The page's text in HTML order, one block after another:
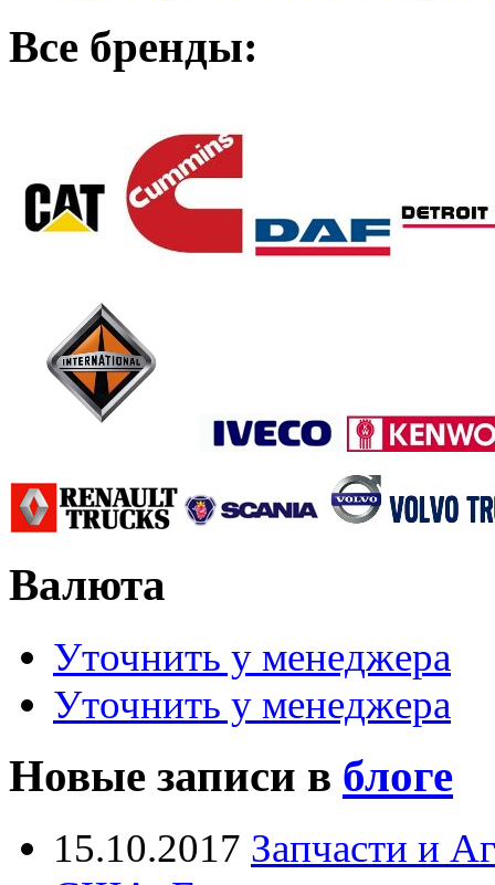
Все бренды:
Валюта
Уточнить у менеджера
Уточнить у менеджера
Новые записи в блоге
15.10.2017 Запчасти и